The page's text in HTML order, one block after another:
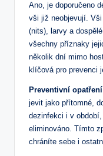
Ano, je doporučeno
vši již neobjevují.
(nits), larvy a
všechny příznaky
několik dní mimo
klíčová pro prevenci
Preventivní
jevit jako přítomné,
dezinfekci i v
eliminováno. Tímto
chráníte sebe i